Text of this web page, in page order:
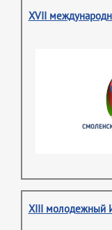
XVII
XIII молодежный